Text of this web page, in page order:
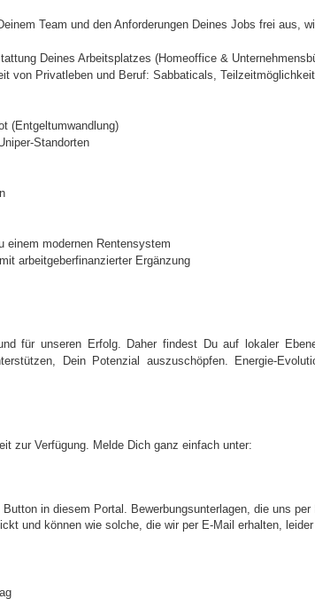
Team und den Anforderungen Deines Jobs frei aus,
Deines Arbeitsplatzes (Homeoffice &
von Privatleben und Beruf: Sabbaticals,
(Entgeltumwandlung)
Standorten
einem modernen Rentensystem
arbeitgeberfinanzierter Ergänzung
für unseren Erfolg. Daher findest Du auf lokaler
Dein Potenzial auszuschöpfen.
Energie-
zur Verfügung. Melde Dich ganz einfach unter:
Button in diesem Portal. Bewerbungsunterlagen, die uns per
und können wie solche, die wir per E-Mail erhalten,